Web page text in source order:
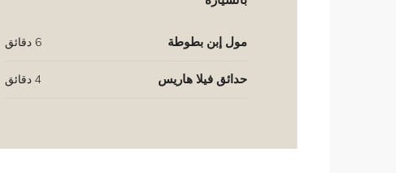
مول إبن بطوطة 6 دقائق
حدائق فيلا هاريس 4 دقائق